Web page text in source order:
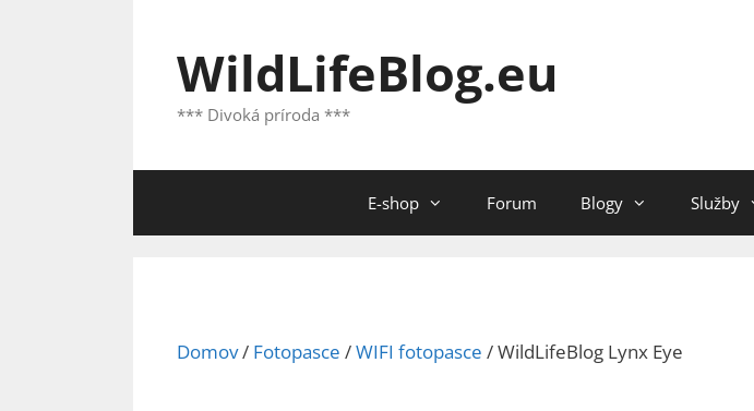
WildLifeBlog.eu
*** Divoká príroda ***
E-shop Forum Blogy Služby
Domov/ Fotopasce /WIFI fotopasce / WildLifeBlog Lynx Eye